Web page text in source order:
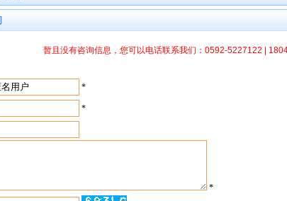
暂且没有咨询信息，您可以电话联系我们：0592-5227122 |
*
*
*